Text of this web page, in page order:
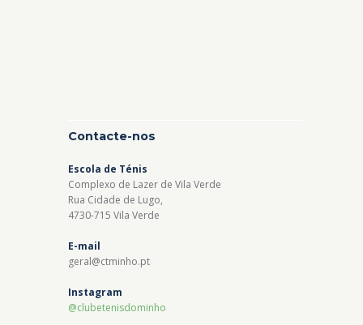
Contacte-nos
Escola de Ténis
Complexo de Lazer de Vila Verde
Rua Cidade de Lugo,
4730-715 Vila Verde
E-mail
geral@ctminho.pt
Instagram
@clubetenisdominho